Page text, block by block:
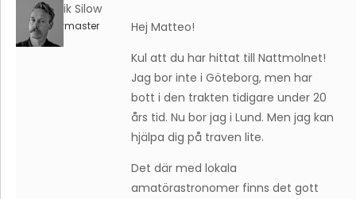
Fredrik Silow
Keymaster
Hej Matteo!
Kul att du har hittat till Nattmolnet!
Jag bor inte i Göteborg, men har
bott i den trakten tidigare under 20
års tid. Nu bor jag i Lund. Men jag kan
hjälpa dig på traven lite.
Det där med lokala
amatörastronomer finns det gott